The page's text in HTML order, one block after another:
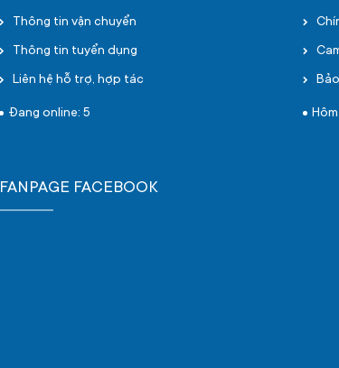
Thông tin vận chuyển
Thông tin tuyển dụng
Liên hệ hỗ trợ, hợp tác
Đang online: 5
FANPAGE FACEBOOK